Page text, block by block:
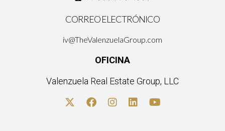
CORREO ELECTRÓNICO
iv@TheValenzuelaGroup.com
OFICINA
Valenzuela Real Estate Group, LLC